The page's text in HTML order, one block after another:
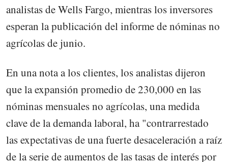
analistas de Wells Fargo, mientras los inversores
esperan la publicación del informe de nóminas no
agrícolas de junio.
En una nota a los clientes, los analistas dijeron
que la expansión promedio de 230,000 en las
nóminas mensuales no agrícolas, una medida
clave de la demanda laboral, ha "contrarrestado
las expectativas de una fuerte desaceleración a raíz
de la serie de aumentos de las tasas de interés por